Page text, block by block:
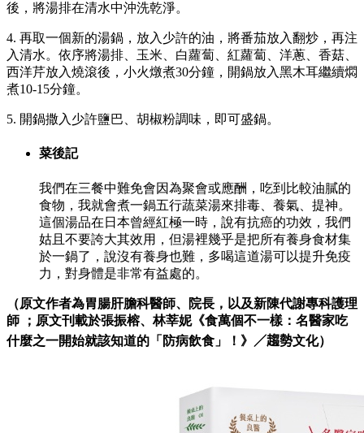
後，將湯排在清水中沖洗乾淨。
4. 再取一個新的湯鍋，放入少許的油，將番茄放入翻炒，再注
入清水。依序將湯排、玉米、白蘿蔔、紅蘿蔔、洋蔥、香菇、
西洋芹放入燒滾後，小火燉煮30分鐘，開鍋放入黑木耳繼續燜
煮10-15分鐘。
5. 開鍋撒入少許鹽巴、胡椒粉調味，即可盛鍋。
菜後記
我們在三餐中難免會因為聚會或應酬，吃到比較油膩的
食物，我就會煮一鍋五行蔬菜湯來排毒、養氣、提神。
這個湯品在日本曾經紅極一時，說有抗癌的功效，我們
姑且不要誇大其效用，但湯裡幾乎是把所有養身食材集
於一鍋了，說沒有養身也難，多喝這道湯可以提升免疫
力，對身體是非常有益處的。
（原文作者為胃腸肝膽科醫師、院長，以及新陳代謝專科護理
師 ；原文刊載於張振榕、林莘妮《食萬個不一樣：名醫家吃
什麼之一開始就該知道的「防病飲食」！》 ／趨勢文化）